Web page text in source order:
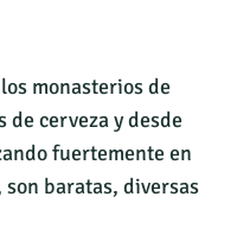
monasterios de
cerveza y desde
fuertemente en
baratas, diversas